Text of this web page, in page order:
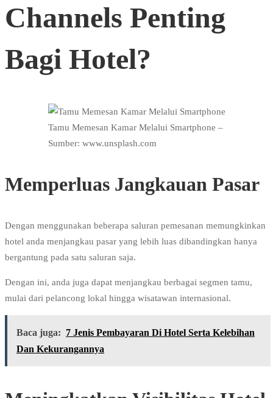
Channels Penting
Bagi Hotel?
Tamu Memesan Kamar Melalui Smartphone –
Sumber: www.unsplash.com
Memperluas Jangkauan Pasar
Dengan menggunakan beberapa saluran pemesanan memungkinkan
hotel anda menjangkau pasar yang lebih luas dibandingkan hanya
bergantung pada satu saluran saja.
Dengan ini, anda juga dapat menjangkau berbagai segmen tamu,
mulai dari pelancong lokal hingga wisatawan internasional.
Baca juga: 7 Jenis Pembayaran Di Hotel Serta Kelebihan
Dan Kekurangannya